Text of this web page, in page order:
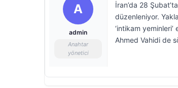
A
admin
Anahtar
yönetici
İran’da 28
düzenleniyor.
‘intikam yeminleri’
Ahmed Vahidi de